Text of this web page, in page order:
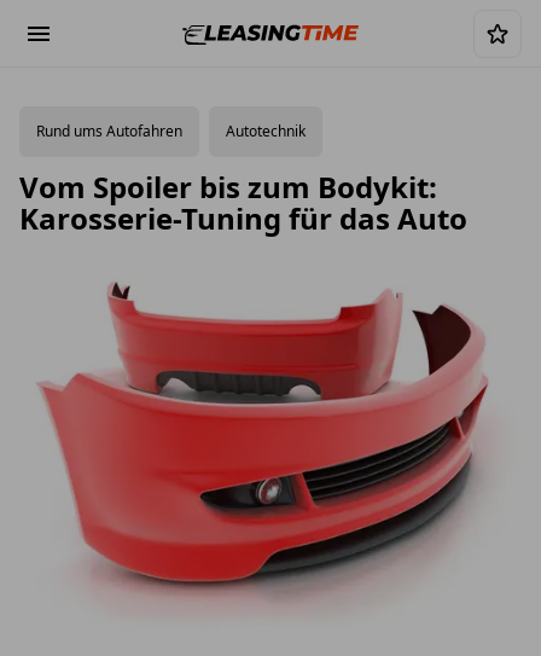
Rund ums Autofahren Autotechnik
Vom Spoiler bis zum Bodykit:
Karosserie-Tuning für das Auto